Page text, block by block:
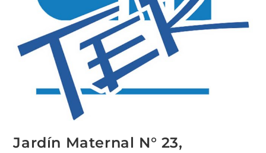
Jardín Maternal N° 23,